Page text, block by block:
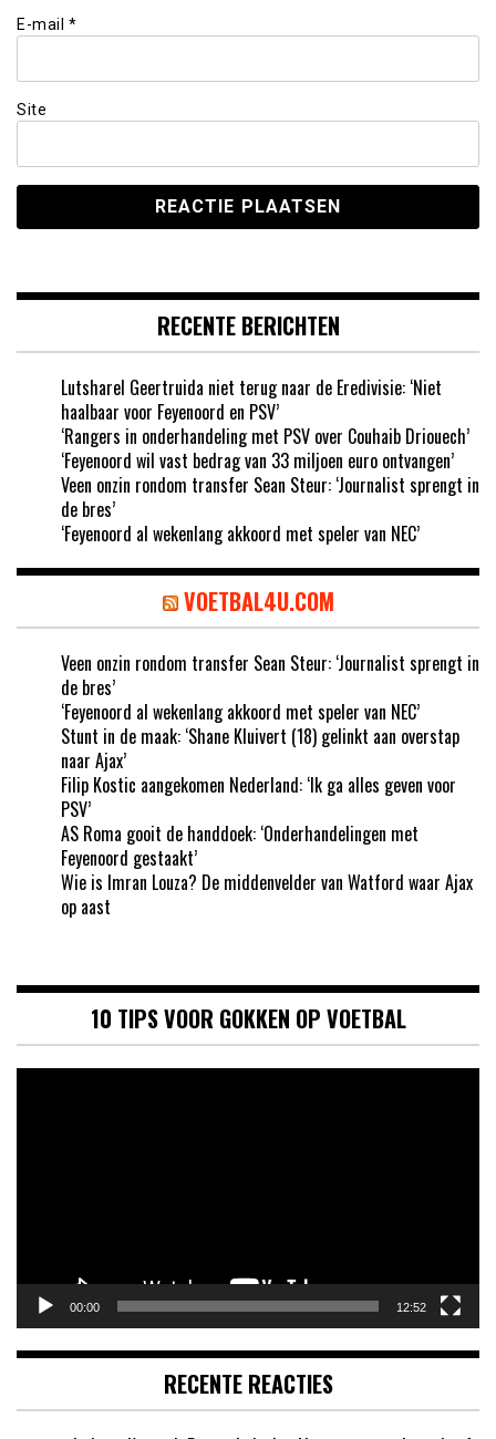
E-mail *
Site
RECENTE BERICHTEN
Lutsharel Geertruida niet terug naar de Eredivisie: ‘Niet
haalbaar voor Feyenoord en PSV’
‘Rangers in onderhandeling met PSV over Couhaib Driouech’
‘Feyenoord wil vast bedrag van 33 miljoen euro ontvangen’
Veen onzin rondom transfer Sean Steur: ‘Journalist sprengt in
de bres’
‘Feyenoord al wekenlang akkoord met speler van NEC’
VOETBAL4U.COM
Veen onzin rondom transfer Sean Steur: ‘Journalist sprengt in
de bres’
‘Feyenoord al wekenlang akkoord met speler van NEC’
Stunt in de maak: ‘Shane Kluivert (18) gelinkt aan overstap
naar Ajax’
Filip Kostic aangekomen Nederland: ‘Ik ga alles geven voor
PSV’
AS Roma gooit de handdoek: ‘Onderhandelingen met
Feyenoord gestaakt’
Wie is Imran Louza? De middenvelder van Watford waar Ajax
op aast
10 TIPS VOOR GOKKEN OP VOETBAL
00:00 12:52
RECENTE REACTIES